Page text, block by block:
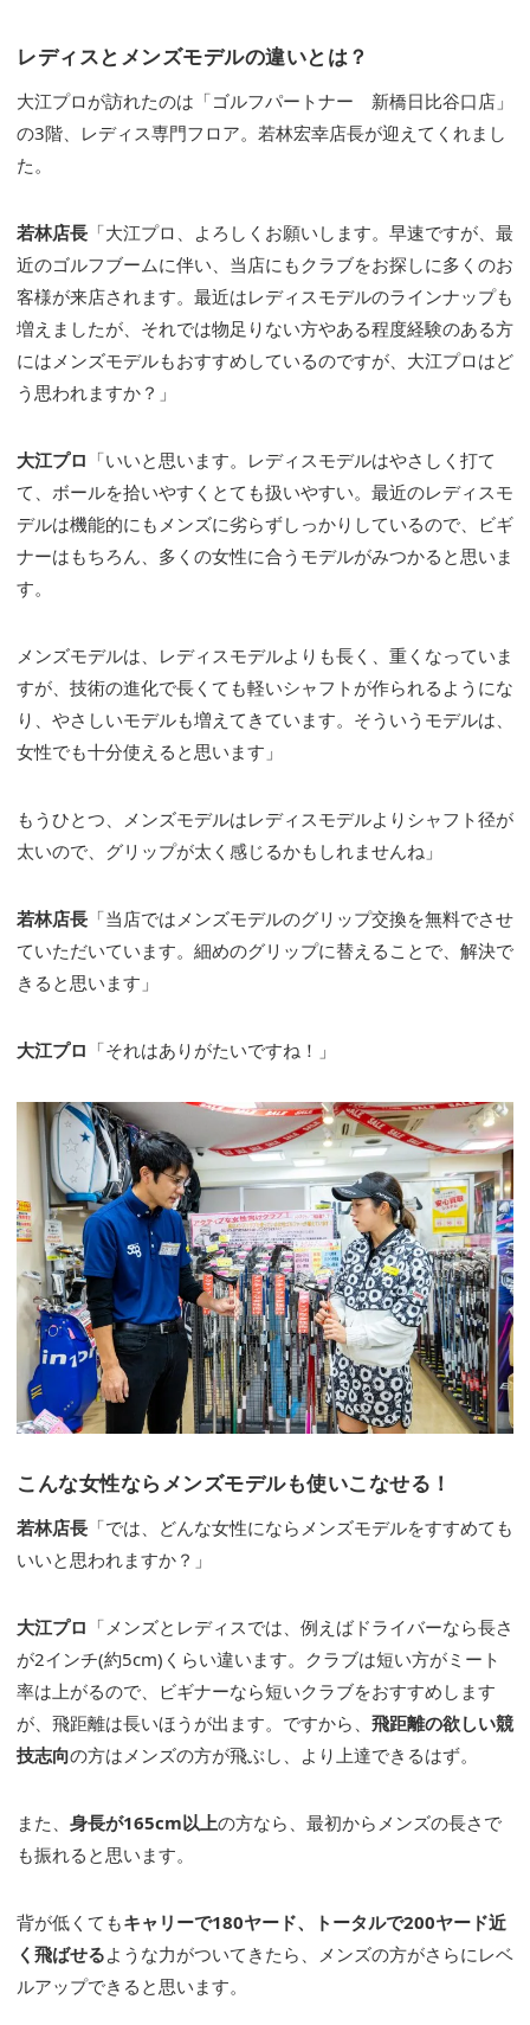
レディスとメンズモデルの違いとは？
大江プロが訪れたのは「ゴルフパートナー 新橋日比谷口店」
の3階、レディス専門フロア。若林宏幸店長が迎えてくれまし
た。
若林店長 「大江プロ、よろしくお願いします。早速ですが、最
近のゴルフブームに伴い、当店にもクラブをお探しに多くのお
客様が来店されます。最近はレディスモデルのラインナップも
増えましたが、それでは物足りない方やある程度経験のある方
にはメンズモデルもおすすめしているのですが、大江プロはど
う思われますか？」
大江プロ 「いいと思います。レディスモデルはやさしく打て
て、ボールを拾いやすくとても扱いやすい。最近のレディスモ
デルは機能的にもメンズに劣らずしっかりしているので、ビギ
ナーはもちろん、多くの女性に合うモデルがみつかると思いま
す。
メンズモデルは、レディスモデルよりも長く、重くなっていま
すが、技術の進化で長くても軽いシャフトが作られるようにな
り、やさしいモデルも増えてきています。そういうモデルは、
女性でも十分使えると思います」
もうひとつ、メンズモデルはレディスモデルよりシャフト径が
太いので、グリップが太く感じるかもしれませんね」
若林店長 「当店ではメンズモデルのグリップ交換を無料でさせ
ていただいています。細めのグリップに替えることで、解決で
きると思います」
大江プロ 「それはありがたいですね！」
こんな女性ならメンズモデルも使いこなせる！
若林店長 「では、どんな女性にならメンズモデルをすすめても
いいと思われますか？」
大江プロ 「メンズとレディスでは、例えばドライバーなら長さ
が2インチ(約5cm)くらい違います。クラブは短い方がミート
率は上がるので、ビギナーなら短いクラブをおすすめします
が、飛距離は長いほうが出ます。ですから、 飛距離の欲しい競
技志向の方はメンズの方が飛ぶし、より上達できるはず。
また、 身長が165cm以上の方なら、最初からメンズの長さで
も振れると思います。
背が低くてもキャリーで180ヤード、トータルで200ヤード近
く飛ばせるような力がついてきたら、メンズの方がさらにレベ
ルアップできると思います。